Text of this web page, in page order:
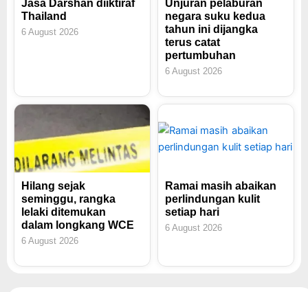
Jasa Darshan diiktiraf
Thailand
6 August 2026
Unjuran pelaburan
negara suku kedua
tahun ini dijangka
terus catat
pertumbuhan
6 August 2026
Hilang sejak
seminggu, rangka
lelaki ditemukan
dalam longkang WCE
6 August 2026
Ramai masih abaikan
perlindungan kulit
setiap hari
6 August 2026